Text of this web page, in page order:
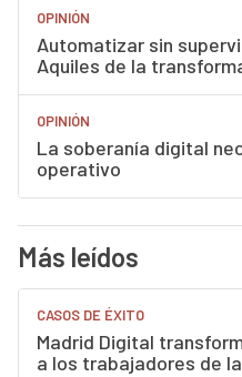
OPINIÓN
Automatizar sin
Aquiles de la
OPINIÓN
La soberanía digital
operativo
Más leídos
CASOS DE ÉXITO
Madrid Digital
a los trabajadores de